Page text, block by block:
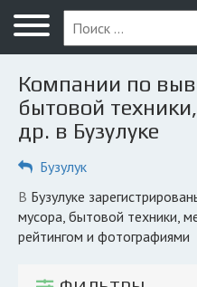
Меню
Главная
Вопрос юристу
Бузулук
ПОЛЬЗОВАТЕЛЯМ
Компании
Экоблог
Компании по
бытовой
др. в Бузулуке
Бузулук
в Бузулуке зарегистрированы 2 компании по вывозу
мусора, бытовой техники,
рейтингом и фотографиями